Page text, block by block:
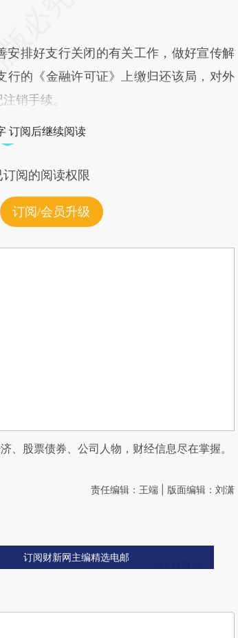
排好支行关闭的有关工作，做好宣传解
行的《金融许可证》上缴归还该局，对外
销手续。
订阅后继续阅读
阅的阅读权限
订阅/会员升级
、股票债券、公司人物，财经信息尽在掌握。
责任编辑：王端 | 版面编辑：刘潇
订阅财新网主编精选电邮